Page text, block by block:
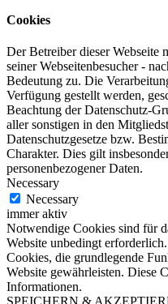
Cookies
Der Betreiber dieser Webseite
seiner Webseitenbesucher -
Bedeutung zu. Die
Verfügung gestellt werden,
Beachtung der Datenschutz-
aller sonstigen in den
Datenschutzgesetze bzw.
Charakter. Dies gilt
personenbezogener Daten.
Necessary
Necessary
immer aktiv
Notwendige Cookies sind für
Website unbedingt
Cookies, die grundlegende
Website gewährleisten. Diese
Informationen.
SPEICHERN &